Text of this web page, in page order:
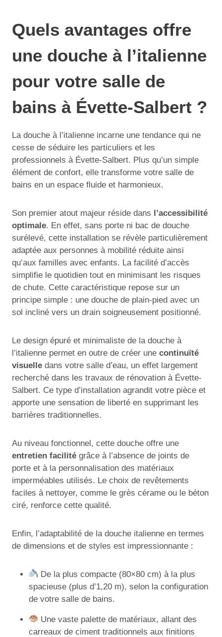
Quels avantages offre
une douche à l’italienne
pour votre salle de
bains à Évette-Salbert ?
La douche à l’italienne incarne une tendance qui ne
cesse de séduire les particuliers et les
professionnels à Évette-Salbert. Plus qu’un simple
élément de confort, elle transforme votre salle de
bains en un espace fluide et harmonieux.
Son premier atout majeur réside dans l’accessibilité
optimale. En effet, sans porte ni bac de douche
surélevé, cette installation se révèle particulièrement
adaptée aux personnes à mobilité réduite ainsi
qu’aux familles avec enfants. La facilité d’accès
simplifie le quotidien tout en minimisant les risques
de chute. Cette caractéristique repose sur un
principe simple : une douche de plain-pied avec un
sol incliné vers un drain soigneusement positionné.
Le design épuré et minimaliste de la douche à
l’italienne permet en outre de créer une continuïté
visuelle dans votre salle d’eau, un effet largement
recherché dans les travaux de rénovation à Évette-
Salbert. Ce type d’installation agrandit votre pièce et
apporte une sensation de liberté en supprimant les
barrières traditionnelles.
Au niveau fonctionnel, cette douche offre une
entretien facilité grâce à l’absence de joints de
porte et à la personnalisation des matériaux
imperméables utilisés. Le choix de revêtements
faciles à nettoyer, comme le grès cérame ou le béton
ciré, renforce cette qualité.
Enfin, l’adaptabilité de la douche italienne en termes
de dimensions et de styles est impressionnante :
De la plus compacte (80×80 cm) à la plus
spacieuse (plus d’1,20 m), selon la configuration
de votre salle de bains.
Une vaste palette de matériaux, allant des
carreaux de ciment traditionnels aux finitions